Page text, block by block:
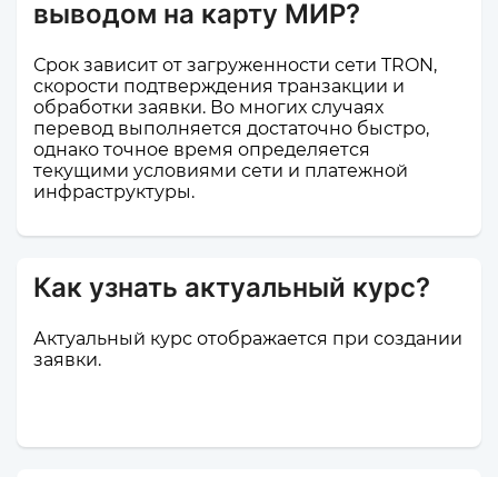
выводом на карту МИР?
Срок зависит от загруженности сети TRON,
скорости подтверждения транзакции и
обработки заявки. Во многих случаях
перевод выполняется достаточно быстро,
однако точное время определяется
текущими условиями сети и платежной
инфраструктуры.
Как узнать актуальный курс?
Актуальный курс отображается при создании
заявки.